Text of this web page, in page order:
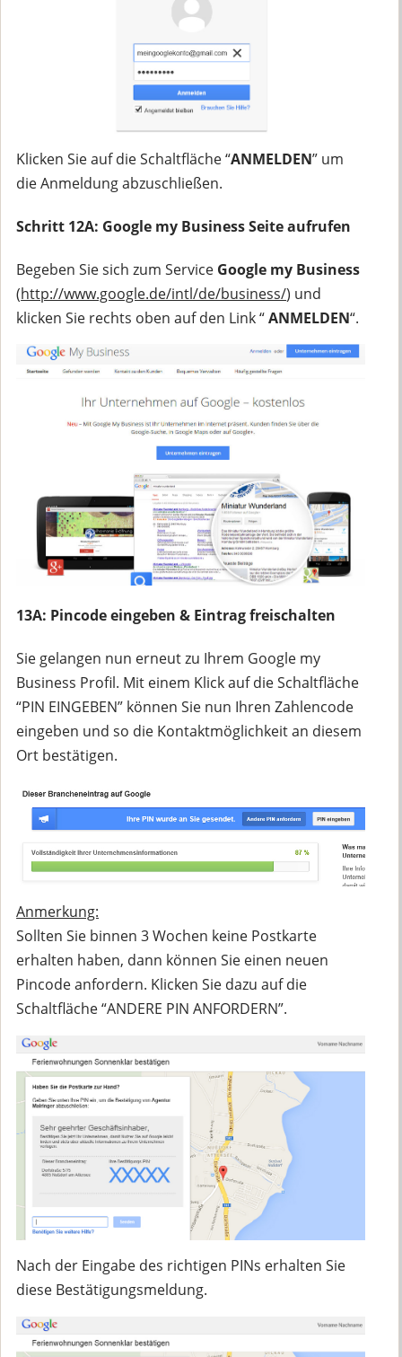
Klicken Sie auf die Schaltfläche “ANMELDEN” um
die Anmeldung abzuschließen.
Schritt 12A: Google my Business Seite aufrufen
Begeben Sie sich zum Service Google my Business
(http://www.google.de/intl/de/business/) und
klicken Sie rechts oben auf den Link “ANMELDEN“.
13A: Pincode eingeben & Eintrag freischalten
Sie gelangen nun erneut zu Ihrem Google my
Business Profil. Mit einem Klick auf die Schaltfläche
“PIN EINGEBEN” können Sie nun Ihren Zahlencode
eingeben und so die Kontaktmöglichkeit an diesem
Ort bestätigen.
Anmerkung:
Sollten Sie binnen 3 Wochen keine Postkarte
erhalten haben, dann können Sie einen neuen
Pincode anfordern. Klicken Sie dazu auf die
Schaltfläche “ANDERE PIN ANFORDERN”.
Nach der Eingabe des richtigen PINs erhalten Sie
diese Bestätigungsmeldung.